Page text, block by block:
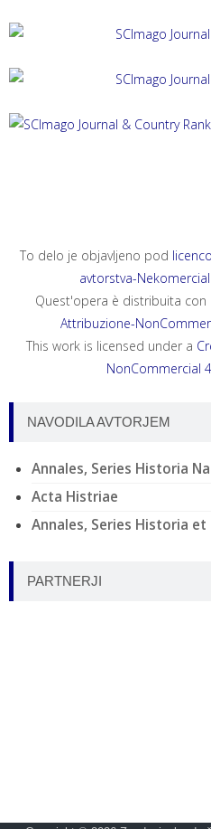
ANNALES, SERIES
To delo je objavljeno pod
avtorstva-
Quest'opera è distribuita con
Attribuzione-
This work is licensed under a
NonCommercial
NAVODILA AVTORJEM
Annales, Series Historia
Acta Histriae
Annales, Series Historia
PARTNERJI